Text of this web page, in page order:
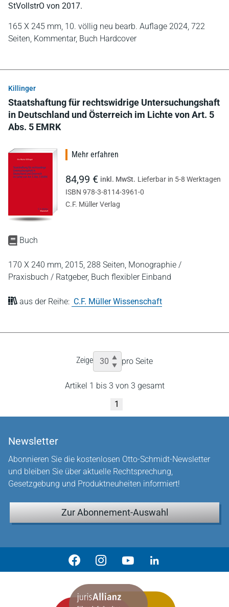
StVollstrO von 2017.
165 X 245 mm, 10. völlig neu bearb. Auflage 2024, 722
Seiten, Kommentar, Buch Hardcover
Killinger
Staatshaftung für rechtswidrige Untersuchungshaft
in Deutschland und Österreich im Lichte von Art. 5
Abs. 5 EMRK
Buch
170 X 240 mm, 2015, 288 Seiten, Monographie /
Praxisbuch / Ratgeber, Buch flexibler Einband
aus der Reihe: C.F. Müller Wissenschaft
Mehr erfahren
84,99 € inkl. MwSt. Lieferbar in 5-8 Werktagen
ISBN 978-3-8114-3961-0
C.F. Müller Verlag
Zeige pro Seite
Artikel 1 bis 3 von 3 gesamt
1
Newsletter
Abonnieren Sie die kostenlosen Otto-Schmidt-Newsletter
und bleiben Sie über aktuelle Rechtsprechung,
Gesetzgebung und Produktneuheiten informiert!
Zur Abonnement-Auswahl